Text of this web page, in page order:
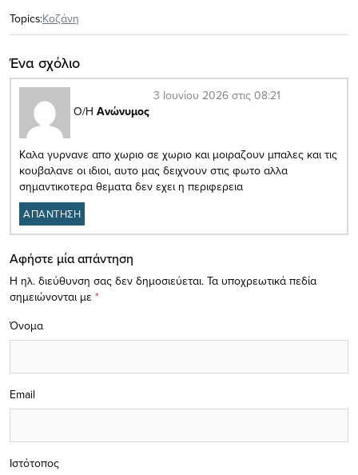
Topics:Κοζάνη
Ένα σχόλιο
Ο/Η Ανώνυμος
3 Ιουνίου 2026 στις 08:21
Καλα γυρνανε απο χωριο σε χωριο και μοιραζουν μπαλες και τις
κουβαλανε οι ιδιοι, αυτο μας δειχνουν στις φωτο αλλα
σημαντικοτερα θεματα δεν εχει η περιφερεια
ΑΠΑΝΤΗΣΗ
Αφήστε μία απάντηση
Η ηλ. διεύθυνση σας δεν δημοσιεύεται. Τα υποχρεωτικά πεδία
σημειώνονται με *
Όνομα
Email
Ιστότοπος